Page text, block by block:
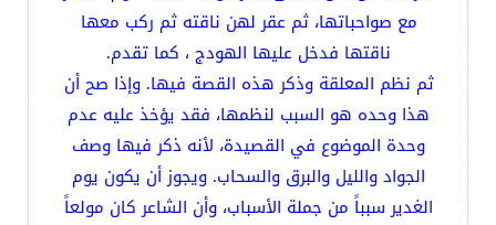
مع صواحباتها، ثم عقر لهن ناقته ثم ركب معها
ناقتها فدخل عليها الهودج ، كما تقدم.
ثم نظم المعلقة وذكر هذه القصة فيها. وإذا صح أن
هذا وحده هو السبب لنظمها، فقد يؤخذ عليه عدم
وحدة الموضوع في القصيدة، لأنه ذكر فيها وصف
الجواد والليل والبرق والسحاب. ويجوز أن يكون يوم
الغدير سبباً من جملة الأسباب، وأن الشاعر كان مولعاً